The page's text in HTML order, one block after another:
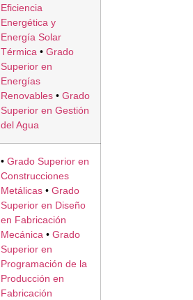
Eficiencia
Energética y
Energía Solar
Térmica • Grado
Superior en
Energías
Renovables • Grado
Superior en Gestión
del Agua
• Grado Superior en
Construcciones
Metálicas • Grado
Superior en Diseño
en Fabricación
Mecánica • Grado
Superior en
Programación de la
Producción en
Fabricación